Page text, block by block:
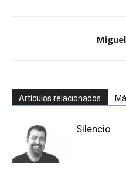
Artículos relacionados
Silencio